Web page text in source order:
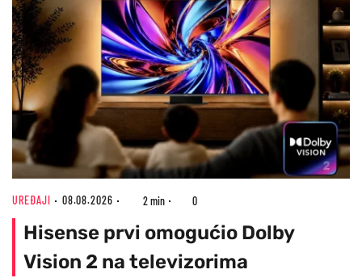
UREĐAJI 08.08.2026 2 min 0
Hisense prvi omogućio Dolby
Vision 2 na televizorima